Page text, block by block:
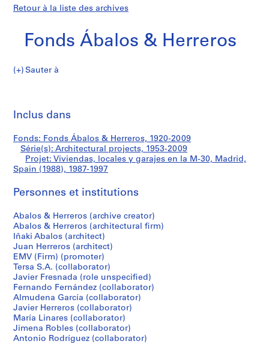
Retour à la liste des archives
Fonds Ábalos & Herreros
Sauter à
d
s
Á
a
o
&
H
e
r
r
e
r
o
s
locales
y
garajes
en
la
M-
30,
Madrid,
Spain
(1988)
Inclus dans
Fonds: Fonds Ábalos & Herreros, 1920-2009
Série(s): Architectural projects, 1953-2009
Projet: Viviendas, locales y garajes en la M-30, Madrid,
Spain (1988), 1987-1997
Personnes et institutions
Abalos & Herreros (archive creator)
Abalos & Herreros (architectural firm)
Iñaki Abalos (architect)
Juan Herreros (architect)
EMV (Firm) (promoter)
Tersa S.A. (collaborator)
Javier Fresnada (role unspecified)
Fernando Fernández (collaborator)
Almudena García (collaborator)
Javier Herreros (collaborator)
María Linares (collaborator)
Jimena Robles (collaborator)
Antonio Rodríguez (collaborator)